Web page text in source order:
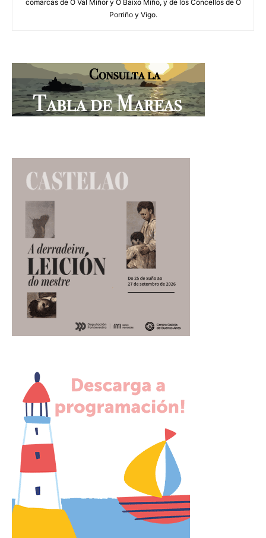
comarcas de O Val Miñor y O Baixo Miño, y de los Concellos de O
Porriño y Vigo.